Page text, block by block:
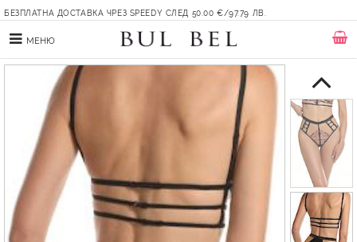
БЕЗПЛАТНА ДОСТАВКА ЧРЕЗ SPEEDY СЛЕД 50.00 €/97.79 ЛВ.
МЕНЮ